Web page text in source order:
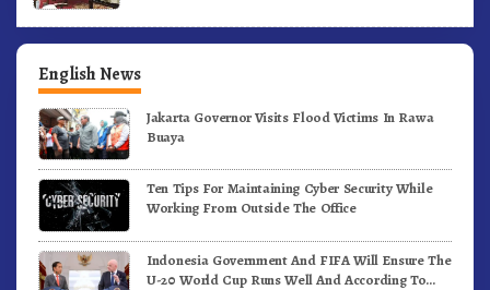
English News
Jakarta Governor Visits Flood Victims In Rawa
Buaya
Ten Tips For Maintaining Cyber Security While
Working From Outside The Office
Indonesia Government And FIFA Will Ensure The
U-20 World Cup Runs Well And According To